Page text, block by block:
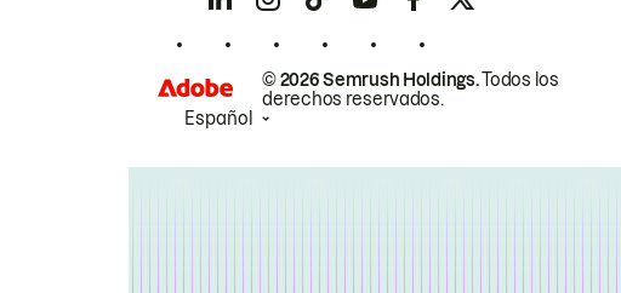
© 2026 Semrush Holdings.Todos los
derechos reservados.
Español